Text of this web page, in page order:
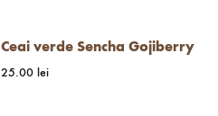
Ceai verde Sencha Gojiberry
25.00 lei